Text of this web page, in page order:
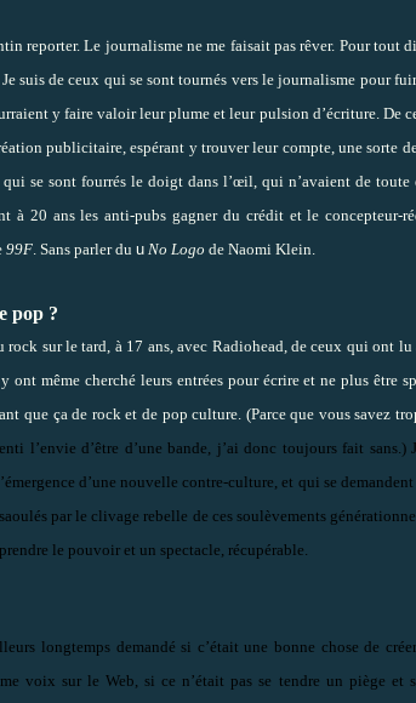
reporter. Le journalisme ne me faisait pas rêver. Pour tout
suis de ceux qui se sont tournés vers le journalisme pour
y faire valoir leur plume et leur pulsion d’écriture. De
publicitaire, espérant y trouver leur compte, une sorte
qui se sont fourrés le doigt dans l’œil, qui n’avaient de
à 20 ans les anti-pubs gagner du crédit et le concepteur-
99F . Sans parler du u No Logo de Naomi Klein.
pop ?
rock sur le tard, à 17 ans, avec Radiohead, de ceux qui ont lu
même cherché leurs entrées pour écrire et ne plus être
que ça de rock et de pop culture. (Parce que vous savez
l’envie d’être d’une bande, j’ai donc toujours fait
d’une nouvelle contre-culture, et qui se
par le clivage rebelle de ces soulèvements
le pouvoir et un spectacle, récupérable.
longtemps demandé si c’était une bonne chose de
voix sur le Web, si ce n’était pas se tendre un piège et